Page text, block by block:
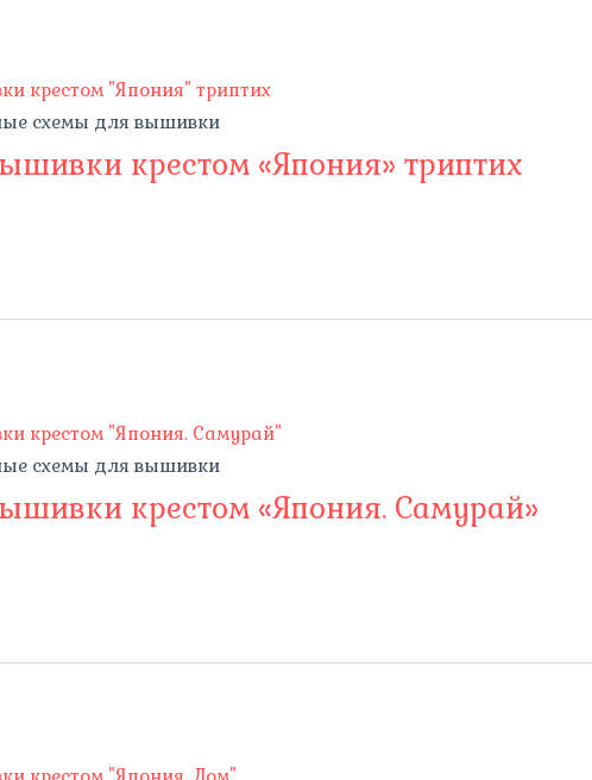
схемы для вышивки
крестом «Япония» триптих
схемы для вышивки
крестом «Япония. Самурай»